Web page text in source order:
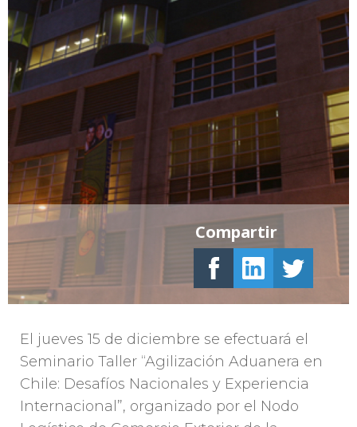
El jueves 15 de diciembre se efectuará el
Seminario Taller “Agilización Aduanera en
Chile: Desafíos Nacionales y Experiencia
Internacional”, organizado por el Nodo
Compartir